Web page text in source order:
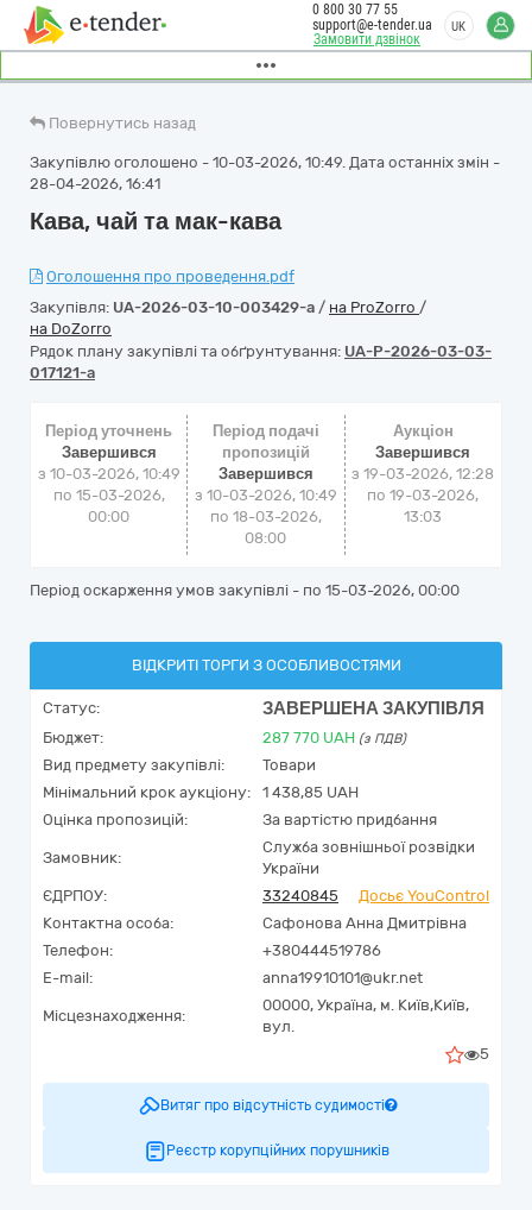
Замовити дзвінок
0 800 30 77 55
support@e-tender.ua
UK
Повернутись назад
Закупівлю оголошено - 10-03-2026, 10:49. Дата останніх змін -
28-04-2026, 16:41
Кава, чай та мак-кава
Оголошення про проведення.pdf
Закупівля: UA-2026-03-10-003429-a / на ProZorro /
на DoZorro
Рядок плану закупівлі та обґрунтування: UA-P-2026-03-03-
017121-a
Період уточнень
Завершився
з 10-03-2026, 10:49
по 15-03-2026,
00:00
Період подачі
пропозицій
Завершився
з 10-03-2026, 10:49
по 18-03-2026,
08:00
Аукціон
Завершився
з19-03-2026, 12:28
по19-03-2026,
13:03
Період оскарження умов закупівлі - по 15-03-2026, 00:00
ВІДКРИТІ ТОРГИ З ОСОБЛИВОСТЯМИ
Статус: ЗАВЕРШЕНА ЗАКУПІВЛЯ
Бюджет: 287 770 UAH (з ПДВ)
Вид предмету закупівлі:
Товари
Мінімальний крок аукціону:
1 438,85 UAH
Оцінка пропозицій:
За вартістю придбання
Замовник:
Служба зовнішньої розвідки
України
ЄДРПОУ:
33240845
Досьє YouControl
Контактна особа:
Сафонова Анна Дмитрівна
Телефон:
+380444519786
E-mail:
anna19910101@ukr.net
Місцезнаходження:
00000, Україна, м. Київ,Київ,
вул.
5
Витяг про відсутність судимості
Реєстр корупційних порушників